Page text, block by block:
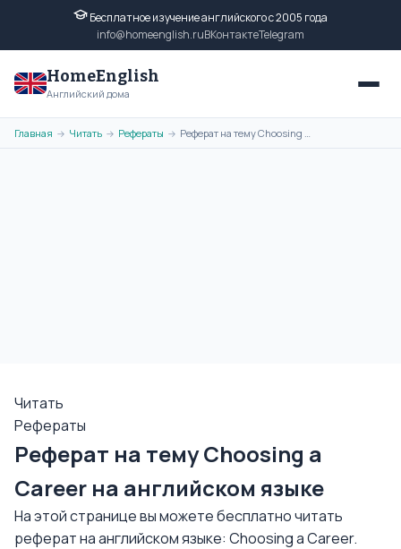
Бесплатное изучение английского с 2005 года
info@homeenglish.ruВКонтактеTelegram
HomeEnglish
Английский дома
Главная → Читать → Рефераты → Реферат на тему Choosing a Career на английском языке
Читать
Рефераты
Реферат на тему Choosing a
Career на английском языке
На этой странице вы можете бесплатно читать
реферат на английском языке: Choosing a Career.